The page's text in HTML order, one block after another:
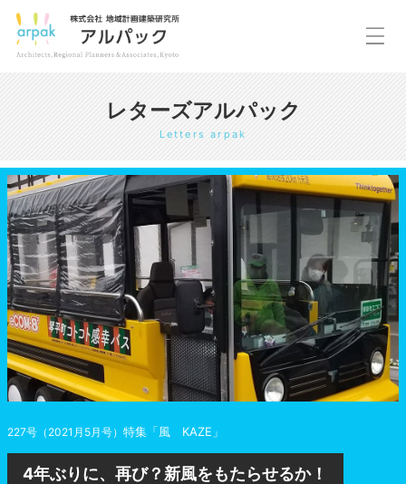
レターズアルパック
Letters arpak
227号（2021月5月号） 特集「風 KAZE」
4年ぶりに、再び？新風をもたらせるか！